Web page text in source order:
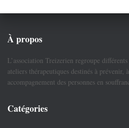
À propos
L’association Treizerien regroupe
ateliers thérapeutiques destinés à prévenir,
accompagnement des personnes en
Catégories